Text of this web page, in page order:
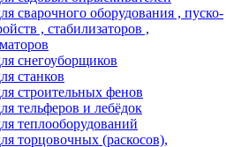
сварочного оборудования , пуско-
, стабилизаторов ,
снегоуборщиков
станков
строительных фенов
тельферов и лебёдок
теплооборудований
торцовочных (раскосов),